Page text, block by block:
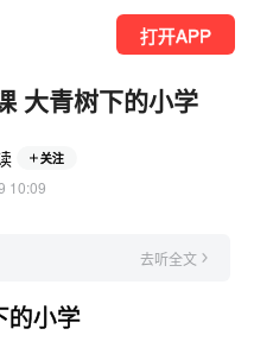
打开APP
大青树下的小学
关注
10:09
去听全文
的小学